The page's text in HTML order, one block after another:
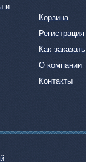
и
Корзина
Регистрация
Как заказать
О компании
Контакты